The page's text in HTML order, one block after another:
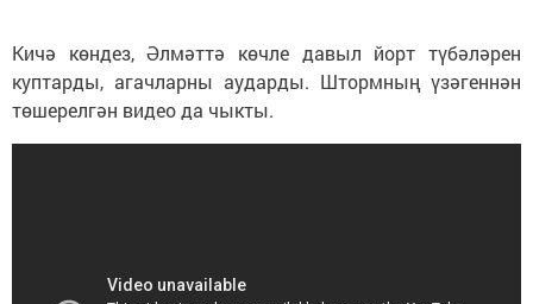
Кичә көндез, Әлмәттә көчле давыл йорт түбәләрен
куптарды, агачларны аударды. Штормның үзәгеннән
төшерелгән видео да чыкты.